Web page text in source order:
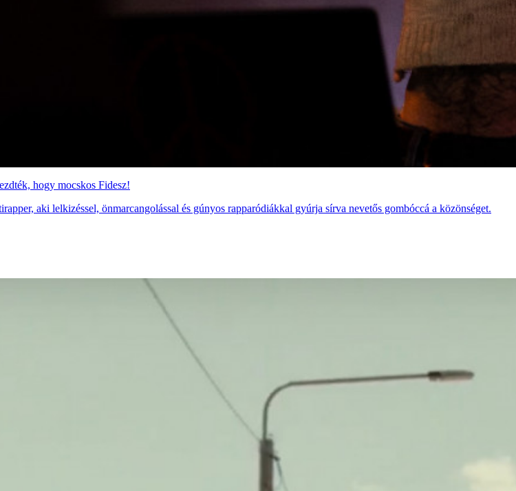
hogy mocskos Fidesz!
aki lelkizéssel, önmarcangolással és gúnyos rapparódiákkal gyúrja sírva nevetős gombóccá a közönséget.